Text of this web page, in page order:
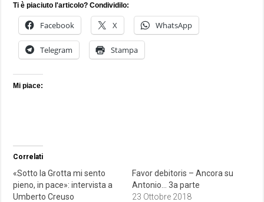
Ti è piaciuto l'articolo? Condividilo:
Facebook X WhatsApp
Telegram Stampa
Mi piace:
Correlati
«Sotto la Grotta mi sento
pieno, in pace»: intervista a
Umberto Creuso
Favor debitoris – Ancora su
Antonio… 3a parte
23 Ottobre 2018